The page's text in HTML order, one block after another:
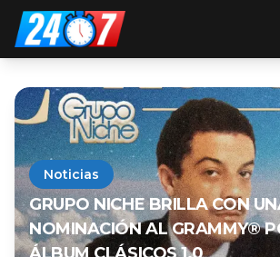
Noticias
GRUPO NICHE BRILLA CON
NOMINACIÓN AL GRAMMY®